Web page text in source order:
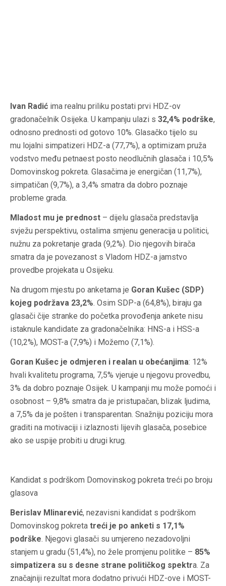
Ivan Radić ima realnu priliku postati prvi HDZ-ov
gradonačelnik Osijeka. U kampanju ulazi s 32,4% podrške,
odnosno prednosti od gotovo 10%. Glasačko tijelo su
mu lojalni simpatizeri HDZ-a (77,7%), a optimizam pruža
vodstvo među petnaest posto neodlučnih glasača i 10,5%
Domovinskog pokreta. Glasačima je energičan (11,7%),
simpatičan (9,7%), a 3,4% smatra da dobro poznaje
probleme grada.
Mladost mu je prednost – dijelu glasača predstavlja
svježu perspektivu, ostalima smjenu generacija u politici,
nužnu za pokretanje grada (9,2%). Dio njegovih birača
smatra da je povezanost s Vladom HDZ-a jamstvo
provedbe projekata u Osijeku.
Na drugom mjestu po anketama je Goran Kušec (SDP)
kojeg podržava 23,2%. Osim SDP-a (64,8%), biraju ga
glasači čije stranke do početka provođenja ankete nisu
istaknule kandidate za gradonačelnika: HNS-a i HSS-a
(10,2%), MOST-a (7,9%) i Možemo (7,1%).
Goran Kušec je odmjeren i realan u obećanjima: 12%
hvali kvalitetu programa, 7,5% vjeruje u njegovu provedbu,
3% da dobro poznaje Osijek. U kampanji mu može pomoći i
osobnost – 9,8% smatra da je pristupačan, blizak ljudima,
a 7,5% da je pošten i transparentan. Snažniju poziciju mora
graditi na motivaciji i izlaznosti lijevih glasača, posebice
ako se uspije probiti u drugi krug.
Kandidat s podrškom Domovinskog pokreta treći po broju
glasova
Berislav Mlinarević, nezavisni kandidat s podrškom
Domovinskog pokreta treći je po anketi s 17,1%
podrške. Njegovi glasači su umjereno nezadovoljni
stanjem u gradu (51,4%), no žele promjenu politike – 85%
simpatizera su s desne strane političkog spektra. Za
značajniji rezultat mora dodatno privući HDZ-ove i MOST-